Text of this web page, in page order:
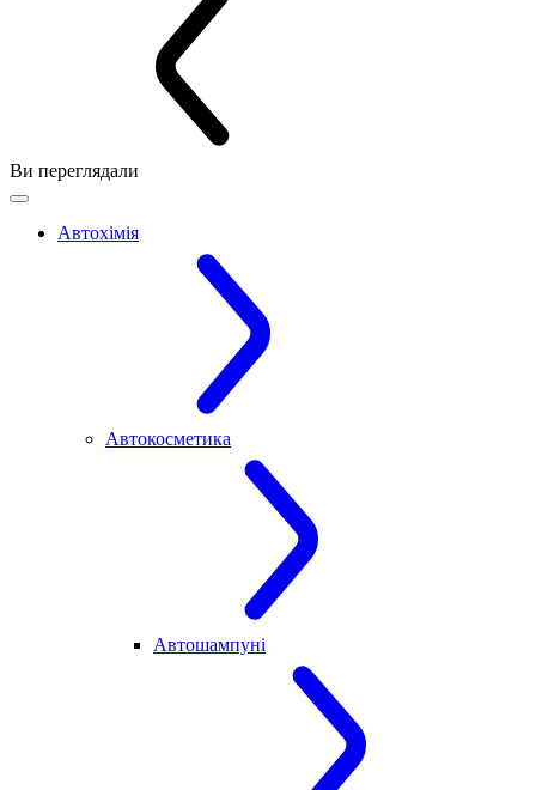
Ви переглядали
Автохімія
Автокосметика
Автошампуні